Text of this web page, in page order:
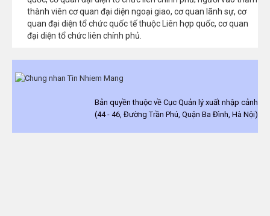
thành viên cơ quan đại diện ngoại giao, cơ quan lãnh sự, cơ
quan đại diện tổ chức quốc tế thuộc Liên hợp quốc, cơ quan
đại diện tổ chức liên chính phủ.
Bản quyền thuộc về Cục Quản lý xuất nhập cảnh
(44 - 46, Đường Trần Phú, Quận Ba Đình, Hà Nội)